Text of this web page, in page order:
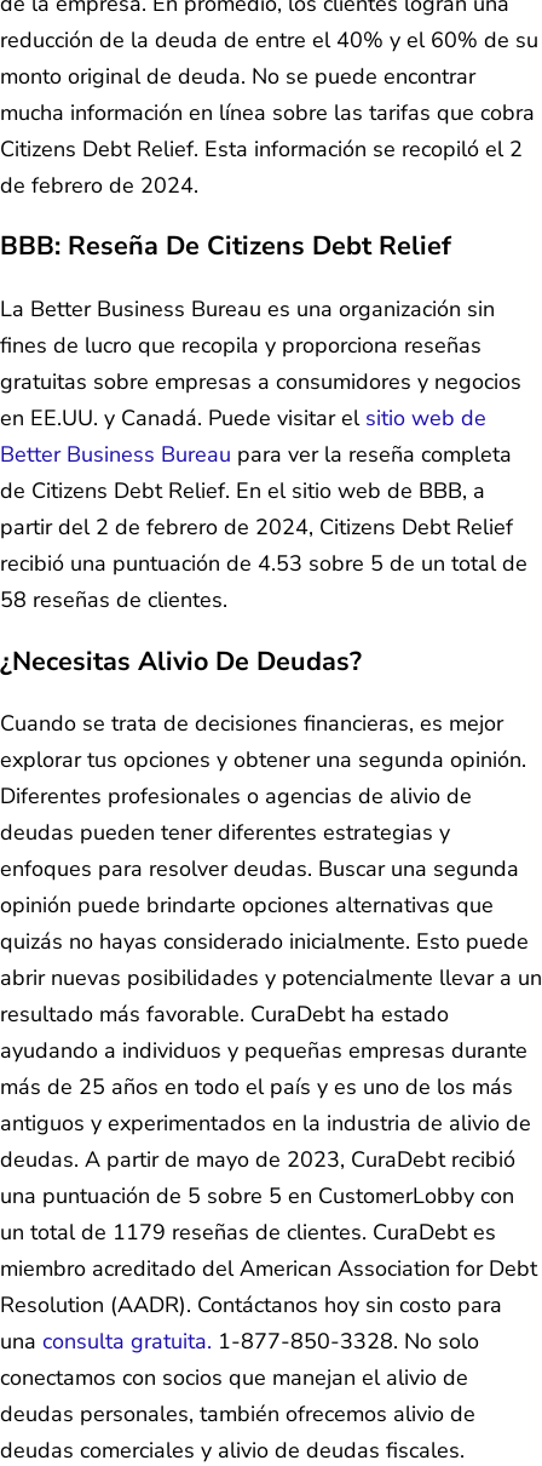
reducción de la deuda de entre el 40% y el 60% de su
monto original de deuda. No se puede encontrar
mucha información en línea sobre las tarifas que cobra
Citizens Debt Relief. Esta información se recopiló el 2
de febrero de 2024.
BBB: Reseña De Citizens Debt Relief
La Better Business Bureau es una organización sin
fines de lucro que recopila y proporciona reseñas
gratuitas sobre empresas a consumidores y negocios
en EE.UU. y Canadá. Puede visitar el sitio web de
Better Business Bureau para ver la reseña completa
de Citizens Debt Relief. En el sitio web de BBB, a
partir del 2 de febrero de 2024, Citizens Debt Relief
recibió una puntuación de 4.53 sobre 5 de un total de
58 reseñas de clientes.
¿Necesitas Alivio De Deudas?
Cuando se trata de decisiones financieras, es mejor
explorar tus opciones y obtener una segunda opinión.
Diferentes profesionales o agencias de alivio de
deudas pueden tener diferentes estrategias y
enfoques para resolver deudas. Buscar una segunda
opinión puede brindarte opciones alternativas que
quizás no hayas considerado inicialmente. Esto puede
abrir nuevas posibilidades y potencialmente llevar a un
resultado más favorable. CuraDebt ha estado
ayudando a individuos y pequeñas empresas durante
más de 25 años en todo el país y es uno de los más
antiguos y experimentados en la industria de alivio de
deudas. A partir de mayo de 2023, CuraDebt recibió
una puntuación de 5 sobre 5 en CustomerLobby con
un total de 1179 reseñas de clientes. CuraDebt es
miembro acreditado del American Association for Debt
Resolution (AADR). Contáctanos hoy sin costo para
una consulta gratuita. 1-877-850-3328. No solo
conectamos con socios que manejan el alivio de
deudas personales, también ofrecemos alivio de
deudas comerciales y alivio de deudas fiscales.